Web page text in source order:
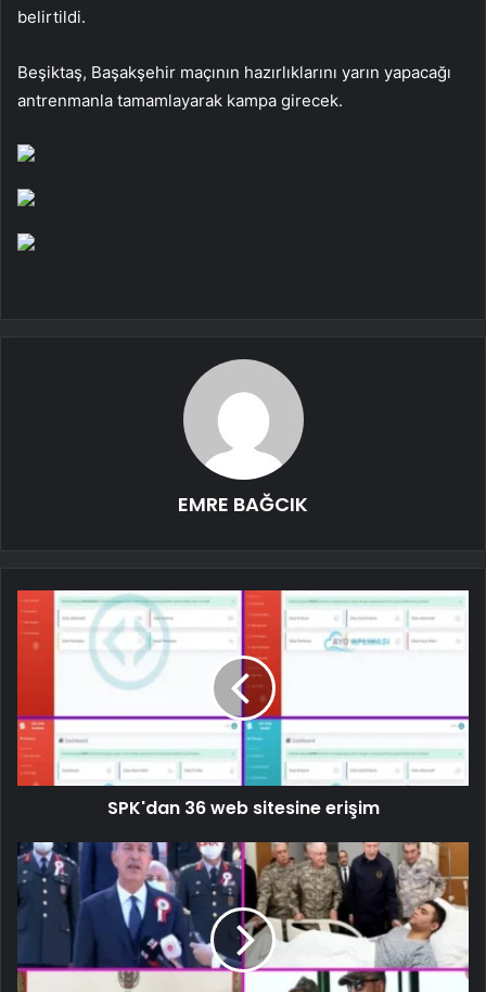
belirtildi.
Beşiktaş, Başakşehir maçının hazırlıklarını yarın yapacağı
antrenmanla tamamlayarak kampa girecek.
EMRE BAĞCIK
SPK'dan 36 web sitesine erişim